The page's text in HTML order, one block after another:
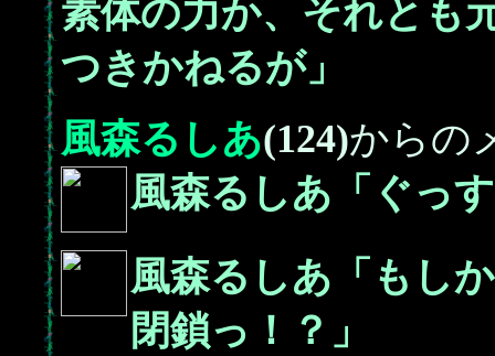
素体の力か、それと
つきかねるが」
風森るしあ(124)からの
風森るしあ「ぐっ
風森るしあ「もし
閉鎖っ！？」